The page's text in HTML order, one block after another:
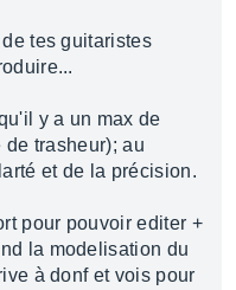
tes guitaristes
y a un max de
trasheur); au
et de la précision.
pour pouvoir editer +
la modelisation du
à donf et vois pour